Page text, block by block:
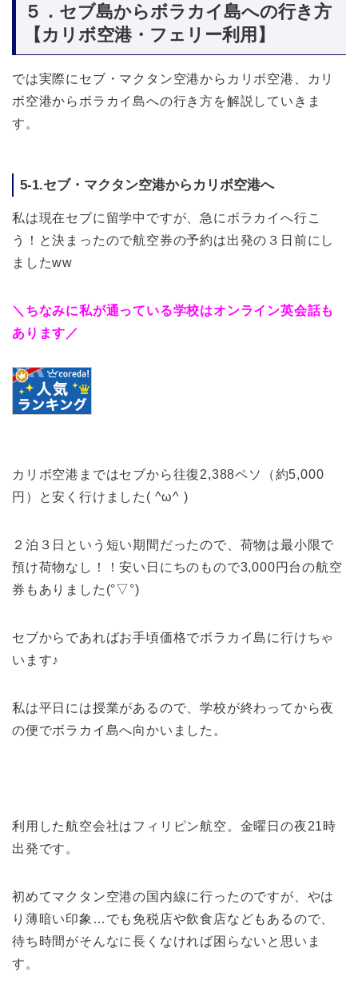
５．セブ島からボラカイ島への行き方
【カリボ空港・フェリー利用】
では実際にセブ・マクタン空港からカリボ空港、カリ
ボ空港からボラカイ島への行き方を解説していきま
す。
5-1.セブ・マクタン空港からカリボ空港へ
私は現在セブに留学中ですが、急にボラカイへ行こ
う！と決まったので航空券の予約は出発の３日前にし
ましたww
＼ちなみに私が通っている学校はオンライン英会話も
あります／
カリボ空港まではセブから往復2,388ペソ（約5,000
円）と安く行けました( ^ω^ )
２泊３日という短い期間だったので、荷物は最小限で
預け荷物なし！！安い日にちのもので3,000円台の航空
券もありました(°▽°)
セブからであればお手頃価格でボラカイ島に行けちゃ
います♪
私は平日には授業があるので、学校が終わってから夜
の便でボラカイ島へ向かいました。
利用した航空会社はフィリピン航空。金曜日の夜21時
出発です。
初めてマクタン空港の国内線に行ったのですが、やは
り薄暗い印象…でも免税店や飲食店などもあるので、
待ち時間がそんなに長くなければ困らないと思いま
す。